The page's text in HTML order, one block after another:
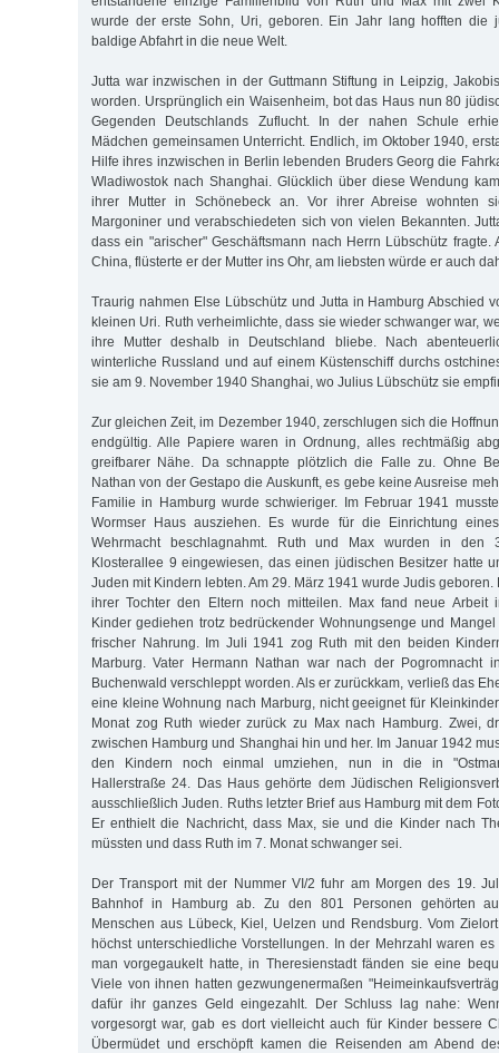
wurde der erste Sohn, Uri, geboren. Ein Jahr lang hofften die
baldige Abfahrt in die neue Welt.
Jutta war inzwischen in der Guttmann Stiftung in Leipzig,
worden. Ursprünglich ein Waisenheim, bot das Haus nun 80
Gegenden Deutschlands Zuflucht. In der nahen Schule
Mädchen gemeinsamen Unterricht. Endlich, im Oktober 1940,
Hilfe ihres inzwischen in Berlin lebenden Bruders Georg die
Wladiwostok nach Shanghai. Glücklich über diese Wendung
ihrer Mutter in Schönebeck an. Vor ihrer Abreise wohnten
Margoniner und verabschiedeten sich von vielen Bekannten.
dass ein "arischer" Geschäftsmann nach Herrn Lübschütz fragte.
China, flüsterte er der Mutter ins Ohr, am liebsten würde er auch
Traurig nahmen Else Lübschütz und Jutta in Hamburg Abschied
kleinen Uri. Ruth verheimlichte, dass sie wieder schwanger war,
ihre Mutter deshalb in Deutschland bliebe. Nach
winterliche Russland und auf einem Küstenschiff durchs
sie am 9. November 1940 Shanghai, wo Julius Lübschütz sie
Zur gleichen Zeit, im Dezember 1940, zerschlugen sich die
endgültig. Alle Papiere waren in Ordnung, alles rechtmäßig
greifbarer Nähe. Da schnappte plötzlich die Falle zu. Ohne
Nathan von der Gestapo die Auskunft, es gebe keine Ausreise
Familie in Hamburg wurde schwieriger. Im Februar 1941
Wormser Haus ausziehen. Es wurde für die Einrichtung
Wehrmacht beschlagnahmt. Ruth und Max wurden in den
Klosterallee 9 eingewiesen, das einen jüdischen Besitzer hatte
Juden mit Kindern lebten. Am 29. März 1941 wurde Judis geboren.
ihrer Tochter den Eltern noch mitteilen. Max fand neue Arbeit
Kinder gediehen trotz bedrückender Wohnungsenge und
frischer Nahrung. Im Juli 1941 zog Ruth mit den beiden
Marburg. Vater Hermann Nathan war nach der Pogromnacht
Buchenwald verschleppt worden. Als er zurückkam, verließ das
eine kleine Wohnung nach Marburg, nicht geeignet für
Monat zog Ruth wieder zurück zu Max nach Hamburg. Zwei,
zwischen Hamburg und Shanghai hin und her. Im Januar 1942
den Kindern noch einmal umziehen, nun in die in
Hallerstraße 24. Das Haus gehörte dem Jüdischen
ausschließlich Juden. Ruths letzter Brief aus Hamburg mit dem
Er enthielt die Nachricht, dass Max, sie und die Kinder nach
müssten und dass Ruth im 7. Monat schwanger sei.
Der Transport mit der Nummer VI/2 fuhr am Morgen des 19.
Bahnhof in Hamburg ab. Zu den 801 Personen gehörten
Menschen aus Lübeck, Kiel, Uelzen und Rendsburg. Vom
höchst unterschiedliche Vorstellungen. In der Mehrzahl waren
man vorgegaukelt hatte, in Theresienstadt fänden sie eine
Viele von ihnen hatten gezwungenermaßen
dafür ihr ganzes Geld eingezahlt. Der Schluss lag nahe:
vorgesorgt war, gab es dort vielleicht auch für Kinder bessere
Übermüdet und erschöpft kamen die Reisenden am Abend